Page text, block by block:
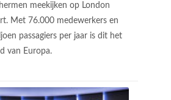
meekijken op London
Met 76.000 medewerkers en
passagiers per jaar is dit het
van Europa.